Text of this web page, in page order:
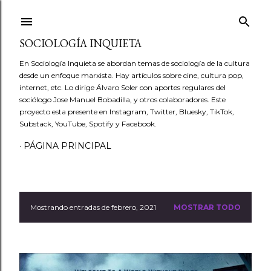
SOCIOLOGÍA INQUIETA
En Sociología Inquieta se abordan temas de sociología de la cultura
desde un enfoque marxista. Hay artículos sobre cine, cultura pop,
internet, etc. Lo dirige Álvaro Soler con aportes regulares del
sociólogo Jose Manuel Bobadilla, y otros colaboradores. Este
proyecto esta presente en Instagram, Twitter, Bluesky, TikTok,
Substack, YouTube, Spotify y Facebook.
PÁGINA PRINCIPAL
E
t
Mostrando entradas de febrero, 2021 MOSTRAR TODO